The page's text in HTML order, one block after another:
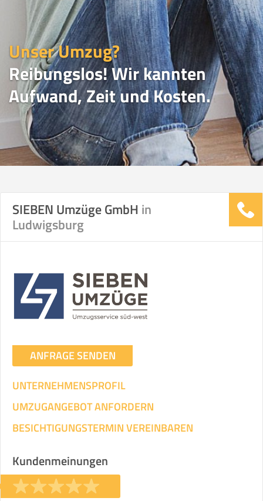
Unser Umzug?
Reibungslos! Wir kannten
Aufwand, Zeit und Kosten.
UMZUGSVERGLEICH
Vergleichsergebnis basierend auf Ihren
Transportieren
Ihre Angaben:
am
Wohnfläche:m² Entfernung:
Gewicht: kg
SIEBEN Umzüge GmbH in
Ludwigsburg
ANFRAGE SENDEN
UNTERNEHMENSPROFIL
UMZUGANGEBOT ANFORDERN
BESICHTIGUNGSTERMIN VEREINBAREN
Kundenmeinungen